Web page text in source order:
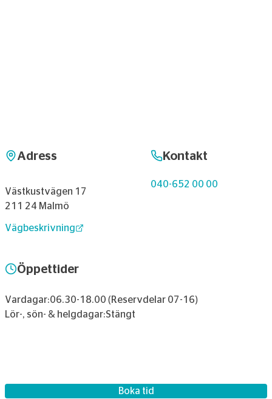
Adress
Västkustvägen 17
211 24 Malmö
Vägbeskrivning
Kontakt
040-652 00 00
Öppettider
Vardagar:06.30-18.00 (Reservdelar 07-16)
Lör-, sön- & helgdagar:Stängt
Boka tid